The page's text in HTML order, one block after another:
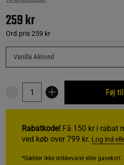
259 kr
Ord.pris259 kr
Vanilla Almond
Føj
Rabatkode! Få 150 kr i rabat
ved køb over 799 kr. Log ind
*Gælder ikke drikkevarer eller